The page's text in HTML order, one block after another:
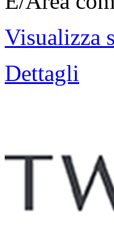
Visualizza
Dettagli